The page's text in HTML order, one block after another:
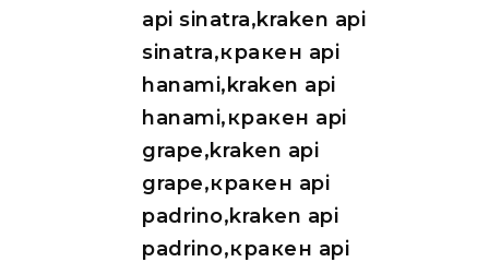
api sinatra,kraken api
sinatra,кракен api
hanami,kraken api
hanami,кракен api
grape,kraken api
grape,кракен api
padrino,kraken api
padrino,кракен api